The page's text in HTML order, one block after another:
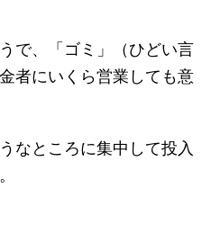
で、「ゴミ」（ひどい言
者にいくら営業しても意
なところに集中して投入